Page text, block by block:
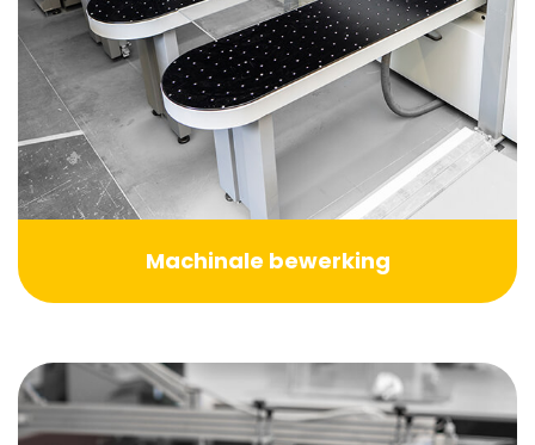
Machinale bewerking